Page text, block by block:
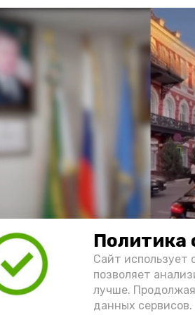
Политика
Сайт использует
позволяет
лучше.
данных сервисов.
Видео: управление пресс-службы и